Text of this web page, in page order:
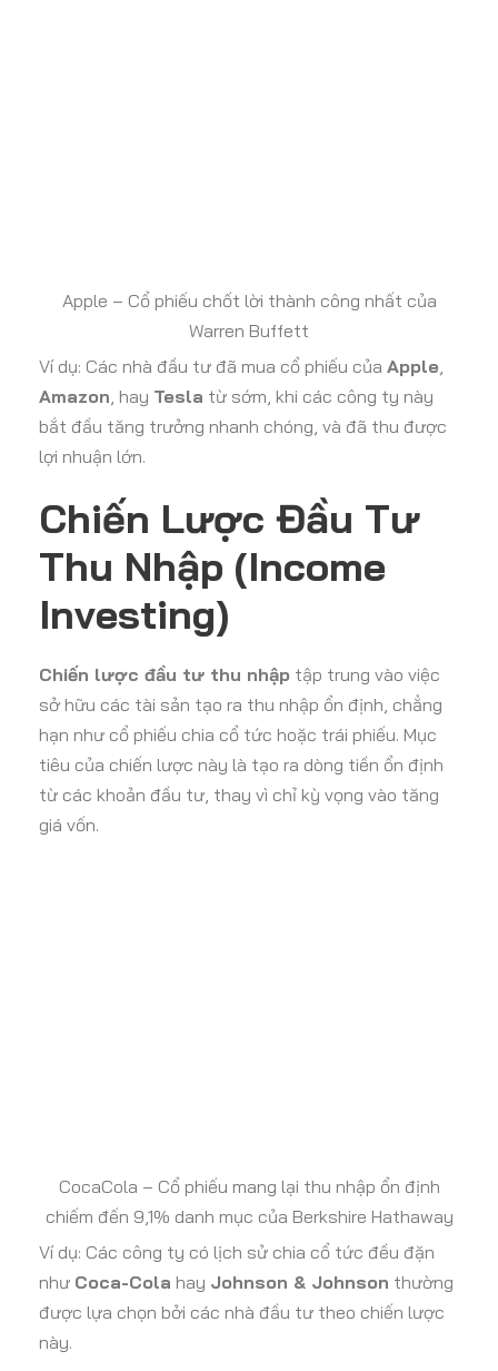
Apple – Cổ phiếu chốt lời thành công nhất của
Warren Buffett
Ví dụ: Các nhà đầu tư đã mua cổ phiếu của Apple,
Amazon, hay Tesla từ sớm, khi các công ty này
bắt đầu tăng trưởng nhanh chóng, và đã thu được
lợi nhuận lớn.
Chiến Lược Đầu Tư
Thu Nhập (Income
Investing)
Chiến lược đầu tư thu nhập tập trung vào việc
sở hữu các tài sản tạo ra thu nhập ổn định, chẳng
hạn như cổ phiếu chia cổ tức hoặc trái phiếu. Mục
tiêu của chiến lược này là tạo ra dòng tiền ổn định
từ các khoản đầu tư, thay vì chỉ kỳ vọng vào tăng
giá vốn.
CocaCola – Cổ phiếu mang lại thu nhập ổn định
chiếm đến 9,1% danh mục của Berkshire Hathaway
Ví dụ: Các công ty có lịch sử chia cổ tức đều đặn
như Coca-Cola hay Johnson & Johnson thường
được lựa chọn bởi các nhà đầu tư theo chiến lược
này.